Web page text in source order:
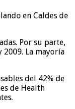
en Caldes de
Por su parte,
La mayoría
del 42% de
de Health